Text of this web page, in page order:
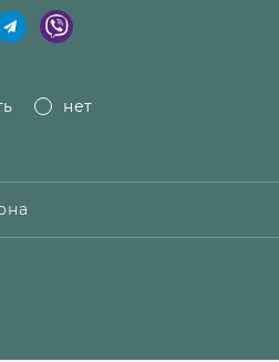
нет